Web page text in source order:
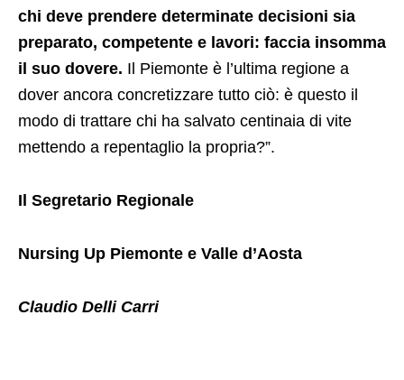
chi deve prendere determinate decisioni sia
preparato, competente e lavori: faccia insomma
il suo dovere. Il Piemonte è l’ultima regione a
dover ancora concretizzare tutto ciò: è questo il
modo di trattare chi ha salvato centinaia di vite
mettendo a repentaglio la propria?”.
Il Segretario Regionale
Nursing Up Piemonte e Valle d’Aosta
Claudio Delli Carri